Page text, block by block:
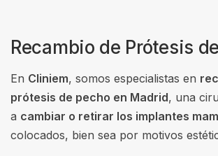
Recambio de Prótesis
En Cliniem, somos especialistas en
prótesis de pecho en Madrid, una
a cambiar o retirar los implantes
colocados, bien sea por motivos